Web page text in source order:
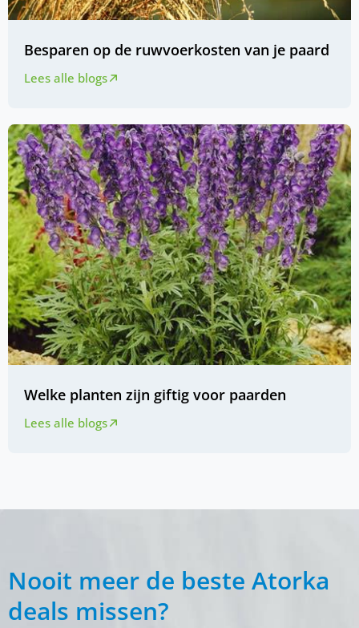
Besparen op de ruwvoerkosten van je paard
Lees alle blogs
Welke planten zijn giftig voor paarden
Lees alle blogs
Nooit meer de beste Atorka
deals missen?